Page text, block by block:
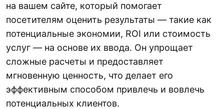
на вашем сайте, который помогает
посетителям оценить результаты — такие как
потенциальные экономии, ROI или стоимость
услуг — на основе их ввода. Он упрощает
сложные расчеты и предоставляет
мгновенную ценность, что делает его
эффективным способом привлечь и вовлечь
потенциальных клиентов.